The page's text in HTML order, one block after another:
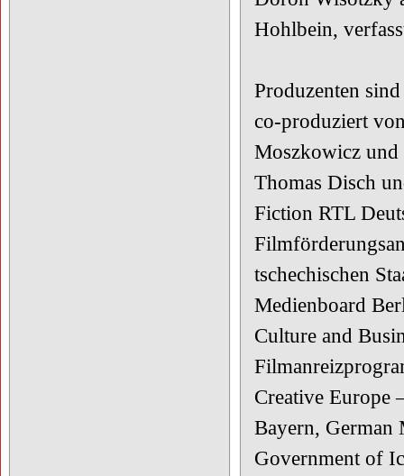
Hohlbein,
Produzenten
co-produziert
Moszkowicz und
Thomas Disch
Fiction RTL
tschechischen
Medienboard
Culture and
Creative Europe
Bayern, German
Government of